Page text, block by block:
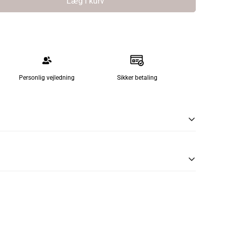
Personlig vejledning Sikker betaling